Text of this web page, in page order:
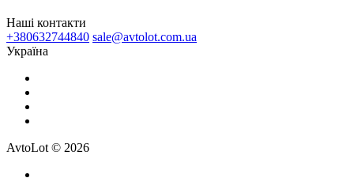
Наші контакти
+380632744840 sale@avtolot.com.ua
Українa
AvtoLot © 2026